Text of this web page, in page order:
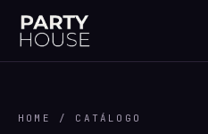
HOME / CATÁLOGO